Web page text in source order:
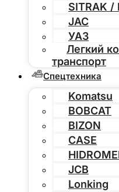
SITRAK /
JAC
УАЗ
Легкий
транспорт
Спецтехника
Komatsu
BOBCAT
BIZON
CASE
JCB
Lonking